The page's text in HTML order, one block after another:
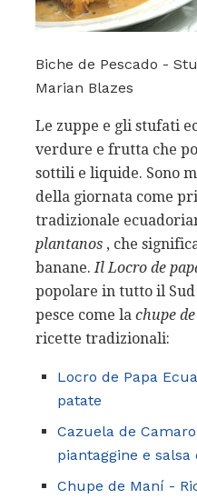
Biche de Pescado -
Marian Blazes
Le zuppe e gli stufati
verdure e frutta che
sottili e liquide. Sono
della giornata come
tradizionale
plantanos , che
banane. Il Locro de
popolare in tutto il
pesce come la chupe de
ricette tradizionali:
Locro de Papa
patate
Cazuela de
piantaggine e salsa
Chupe de Maní -